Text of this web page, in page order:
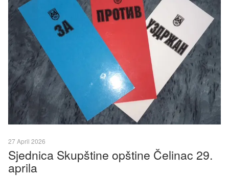
27 April 2026
Sjednica Skupštine opštine Čelinac 29.
aprila